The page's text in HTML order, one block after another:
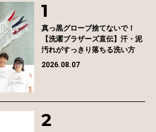
真っ黒グローブ捨てないで！
【洗濯ブラザーズ直伝】汗・泥
汚れがすっきり落ちる洗い方
2026.08.07